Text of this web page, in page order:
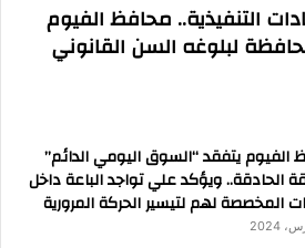
التنفيذية.. محافظ الفيوم
لبلوغه السن القانوني
الفيوم يتفقد “السوق اليومي الدائم”
الحادقة.. ويؤكد علي تواجد الباعة داخل
المخصصة لهم لتيسير الحركة المرورية